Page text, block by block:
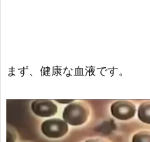
まず、健康な血液です。